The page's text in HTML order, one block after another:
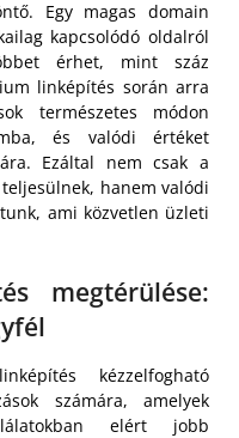
Egy magas domain
kapcsolódó oldalról
érhet, mint száz
linképítés során arra
természetes módon
és valódi értéket
Ezáltal nem csak a
hanem valódi
ami közvetlen üzleti
megtérülése:
kézzelfogható
számára, amelyek
elért jobb